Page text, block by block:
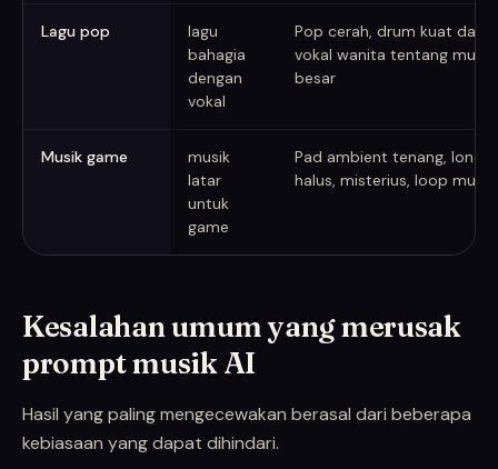
Lagu pop
lagu
bahagia
dengan
vokal
Pop cerah, drum kuat dan
vokal wanita tentang
besar
Musik game
musik
latar
untuk
game
Pad ambient tenang,
halus, misterius, loop
Kesalahan umum yang merusak
prompt musik AI
Hasil yang paling mengecewakan berasal dari beberapa
kebiasaan yang dapat dihindari.